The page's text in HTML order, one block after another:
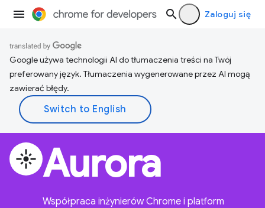
Zaloguj się
Google używa technologii AI do tłumaczenia treści na Twój
preferowany język. Tłumaczenia wygenerowane przez AI mogą
zawierać błędy.
flare Aurora
Współpraca inżynierów Chrome i platform